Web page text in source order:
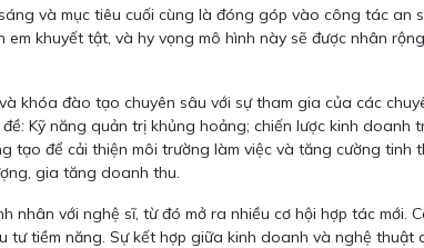
và mục tiêu cuối cùng là đóng góp vào công tác an
khuyết tật, và hy vọng mô hình này sẽ được nhân
khóa đào tạo chuyên sâu với sự tham gia của các
Kỹ năng quản trị khủng hoảng; chiến lược kinh doanh
để cải thiện môi trường làm việc và tăng cường tinh
gia tăng doanh thu.
nhân với nghệ sĩ, từ đó mở ra nhiều cơ hội hợp tác mới.
tiềm năng. Sự kết hợp giữa kinh doanh và nghệ thuật